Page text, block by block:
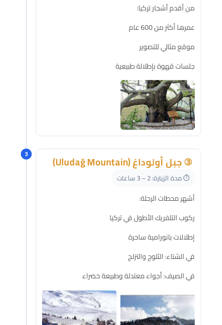
من أقدم أشجار تركيا:
عمرها أكثر من 600 عام
موقع مثالي للتصوير
جلسات قهوة بإطلالة طبيعية
3 ③ جبل أولوداغ (Uludağ Mountain)
⏱️ مدة الزيارة: 2 – 3 ساعات
أشهر محطات الرحلة:
ركوب التلفريك الأطول في تركيا
إطلالات بانورامية ساحرة
في الشتاء: الثلوج والتزلج
في الصيف: أجواء معتدلة وطبيعة خضراء